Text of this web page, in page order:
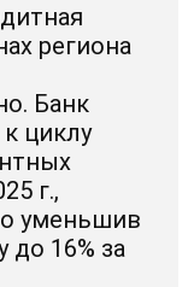
региона
Банк
циклу
г.,
уменьшив
до 16% за